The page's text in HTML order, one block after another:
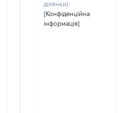
ділянки):
[Конфіденційна
інформація]